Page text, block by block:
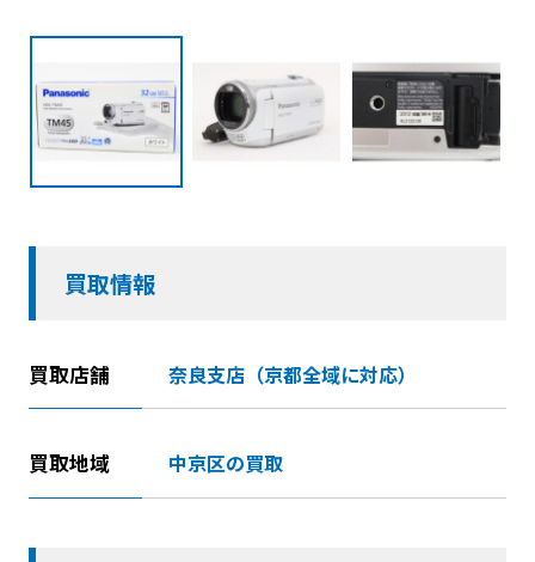
買取情報
買取店舗 奈良支店（京都全域に対応）
買取地域 中京区の買取